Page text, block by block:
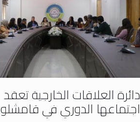
دائرة العلاقات الخارجية تعقد
اجتماعها الدوري في قامشلو